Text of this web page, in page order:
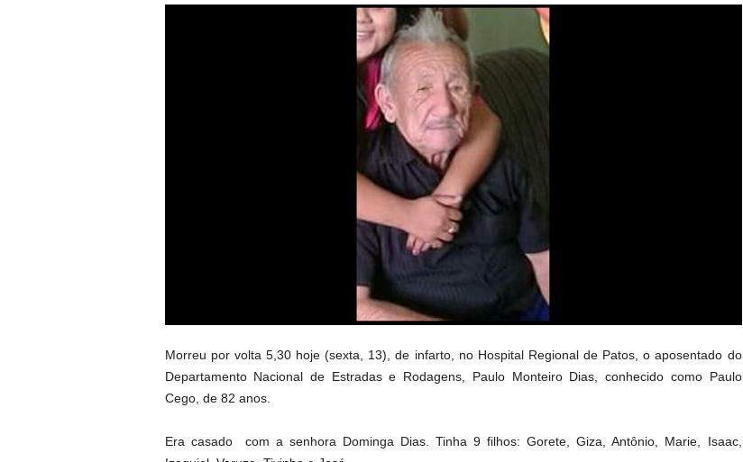
Morreu por volta 5,30 hoje (sexta, 13), de infarto, no Hospital Regional de Patos, o aposentado do
Departamento Nacional de Estradas e Rodagens, Paulo Monteiro Dias, conhecido como Paulo
Cego, de 82 anos.
Era casado com a senhora Dominga Dias. Tinha 9 filhos: Gorete, Giza, Antônio, Marie, Isaac,